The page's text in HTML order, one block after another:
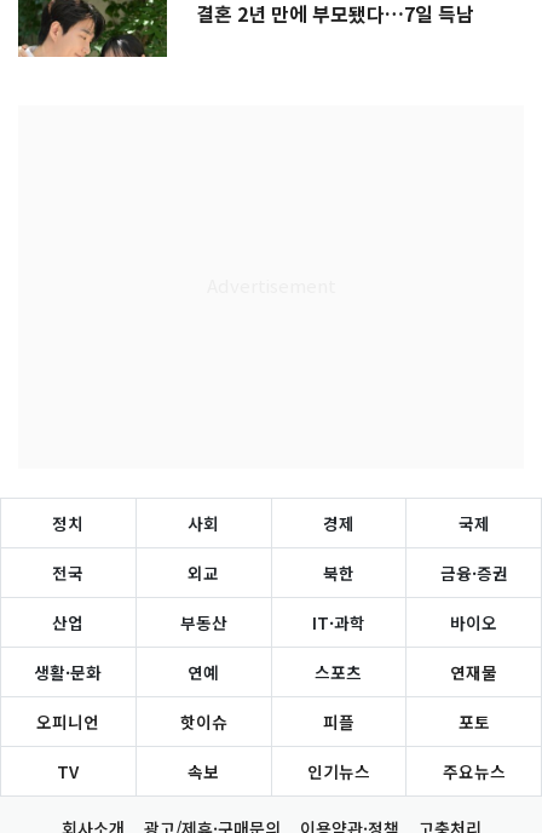
결혼 2년 만에 부모됐다…7일 득남
정치 사회 경제 국제
전국 외교 북한 금융·증권
산업 부동산 IT·과학 바이오
생활·문화 연예 스포츠 연재물
오피니언 핫이슈 피플 포토
TV 속보 인기뉴스 주요뉴스
회사소개 광고/제휴·구매문의 이용약관·정책 고충처리